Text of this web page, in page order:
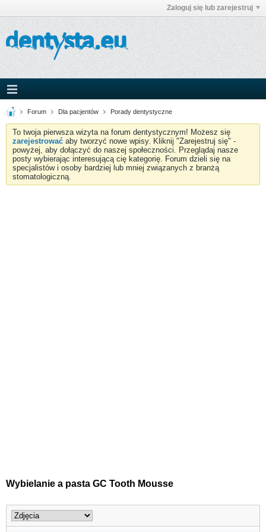
Zaloguj się lub zarejestruj
Forum Dla pacjentów Porady dentystyczne
To twoja pierwsza wizyta na forum dentystycznym! Możesz się
zarejestrować aby tworzyć nowe wpisy. Kliknij "Zarejestruj się" -
powyżej, aby dołączyć do naszej społeczności. Przeglądaj nasze
posty wybierając interesującą cię kategorię. Forum dzieli się na
specjalistów i osoby bardziej lub mniej związanych z branżą
stomatologiczną.
Wybielanie a pasta GC Tooth Mousse